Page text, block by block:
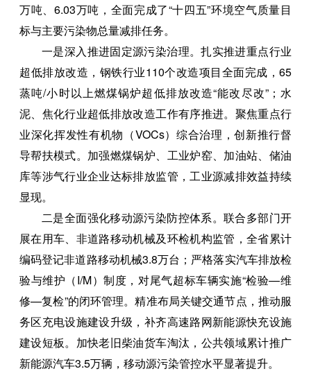
万吨、6.03万吨，全面完成了“十四五”环境空气质量目
标与主要污染物总量减排任务。
一是深入推进固定源污染治理。扎实推进重点行业
超低排放改造，钢铁行业110个改造项目全面完成，65
蒸吨/小时以上燃煤锅炉超低排放改造“能改尽改”；水
泥、焦化行业超低排放改造工作有序推进。聚焦重点行
业深化挥发性有机物（VOCs）综合治理，创新推行督
导帮扶模式。加强燃煤锅炉、工业炉窑、加油站、储油
库等涉气行业企业达标排放监管，工业源减排效益持续
显现。
二是全面强化移动源污染防控体系。联合多部门开
展在用车、非道路移动机械及环检机构监管，全省累计
编码登记非道路移动机械3.8万台；严格落实汽车排放检
验与维护（I/M）制度，对尾气超标车辆实施“检验—维
修—复检”的闭环管理。精准布局关键交通节点，推动服
务区充电设施建设升级，补齐高速路网新能源快充设施
建设短板。加快老旧柴油货车淘汰，公共领域累计推广
新能源汽车3.5万辆，移动源污染管控水平显著提升。